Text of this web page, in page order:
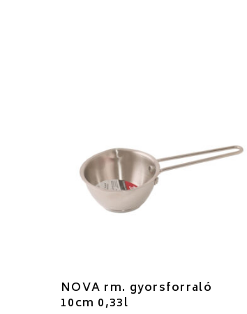
NOVA rm. gyorsforraló
10cm 0,33l